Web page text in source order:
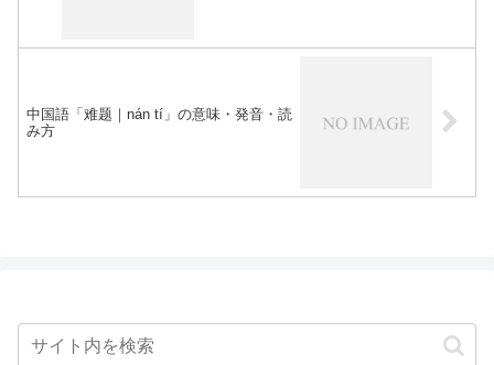
中国語「难题｜nán tí」の意味・発音・読
み方